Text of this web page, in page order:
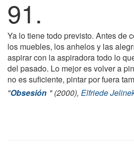
91.
Ya lo tiene todo previsto. Antes de
los muebles, los anhelos y las
aspirar con la aspiradora todo lo
del pasado. Lo mejor es volver a
no es suficiente, pintar por fuera
"Obsesión " (2000), Elfriede